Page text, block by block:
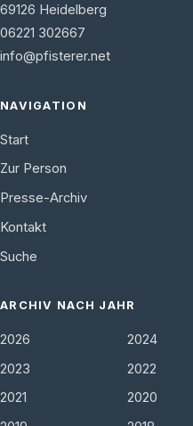
69126 Heidelberg
06221 302667
info@pfisterer.net
NAVIGATION
Start
Zur Person
Presse-Archiv
Kontakt
Suche
ARCHIV NACH JAHR
2026
2024
2023
2022
2021
2020